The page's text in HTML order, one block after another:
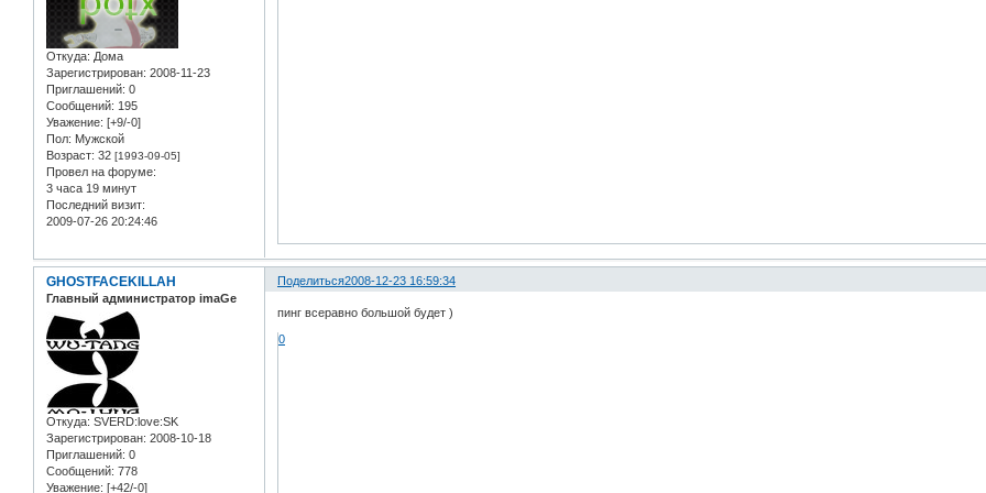
Откуда: Дома
Зарегистрирован: 2008-11-23
Приглашений: 0
Сообщений: 195
Уважение: [+9/-0]
Пол: Мужской
Возраст: 32 [1993-09-05]
Провел на форуме:
3 часа 19 минут
Последний визит:
2009-07-26 20:24:46
Поделиться2008-12-23 16:59:34
GHOSTFACEKILLAH
Главный администратор imaGe
Откуда: SVERD:love:SK
Зарегистрирован: 2008-10-18
Приглашений: 0
Сообщений: 778
Уважение: [+42/-0]
пинг всеравно большой будет )
0